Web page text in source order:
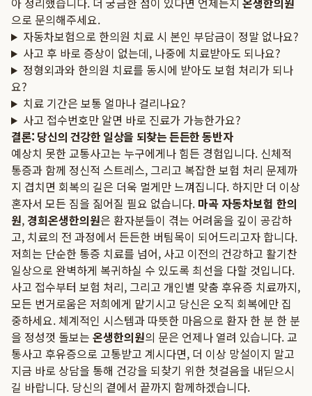
으로 문의해주세요.
자동차보험으로 한의원 치료 시 본인 부담금이 정말 없나요?
사고 후 바로 증상이 없는데, 나중에 치료받아도 되나요?
정형외과와 한의원 치료를 동시에 받아도 보험 처리가 되나
요?
치료 기간은 보통 얼마나 걸리나요?
사고 접수번호만 알면 바로 진료가 가능한가요?
결론: 당신의 건강한 일상을 되찾는 든든한 동반자
예상치 못한 교통사고는 누구에게나 힘든 경험입니다. 신체적
통증과 함께 정신적 스트레스, 그리고 복잡한 보험 처리 문제까
지 겹치면 회복의 길은 더욱 멀게만 느껴집니다. 하지만 더 이상
혼자서 모든 짐을 짊어질 필요 없습니다. 마곡 자동차보험 한의
원, 경희온생한의원은 환자분들이 겪는 어려움을 깊이 공감하
고, 치료의 전 과정에서 든든한 버팀목이 되어드리고자 합니다.
저희는 단순한 통증 치료를 넘어, 사고 이전의 건강하고 활기찬
일상으로 완벽하게 복귀하실 수 있도록 최선을 다할 것입니다.
사고 접수부터 보험 처리, 그리고 개인별 맞춤 후유증 치료까지,
모든 번거로움은 저희에게 맡기시고 당신은 오직 회복에만 집
중하세요. 체계적인 시스템과 따뜻한 마음으로 환자 한 분 한 분
을 정성껏 돌보는 온생한의원의 문은 언제나 열려 있습니다. 교
통사고 후유증으로 고통받고 계시다면, 더 이상 망설이지 말고
지금 바로 상담을 통해 건강을 되찾기 위한 첫걸음을 내딛으시
길 바랍니다. 당신의 곁에서 끝까지 함께하겠습니다.